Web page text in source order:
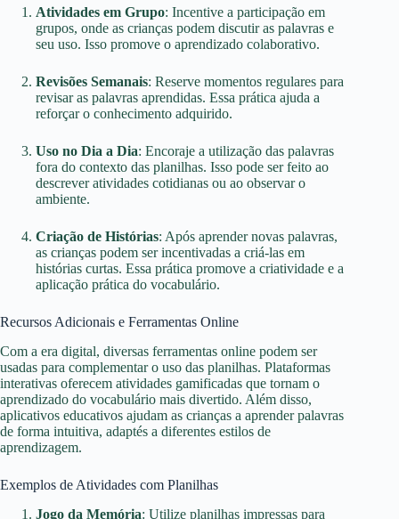
Atividades em Grupo: Incentive a participação em
grupos, onde as crianças podem discutir as palavras e
seu uso. Isso promove o aprendizado colaborativo.
Revisões Semanais: Reserve momentos regulares para
revisar as palavras aprendidas. Essa prática ajuda a
reforçar o conhecimento adquirido.
Uso no Dia a Dia: Encoraje a utilização das palavras
fora do contexto das planilhas. Isso pode ser feito ao
descrever atividades cotidianas ou ao observar o
ambiente.
Criação de Histórias: Após aprender novas palavras,
as crianças podem ser incentivadas a criá-las em
histórias curtas. Essa prática promove a criatividade e a
aplicação prática do vocabulário.
Recursos Adicionais e Ferramentas Online
Com a era digital, diversas ferramentas online podem ser
usadas para complementar o uso das planilhas. Plataformas
interativas oferecem atividades gamificadas que tornam o
aprendizado do vocabulário mais divertido. Além disso,
aplicativos educativos ajudam as crianças a aprender palavras
de forma intuitiva, adaptés a diferentes estilos de
aprendizagem.
Exemplos de Atividades com Planilhas
Jogo da Memória: Utilize planilhas impressas para